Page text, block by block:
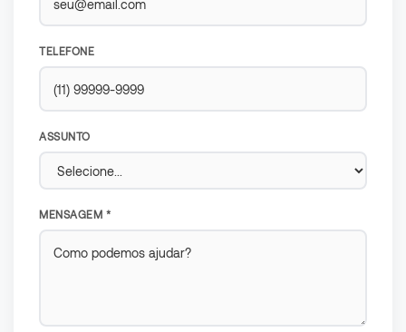
TELEFONE
ASSUNTO
MENSAGEM *